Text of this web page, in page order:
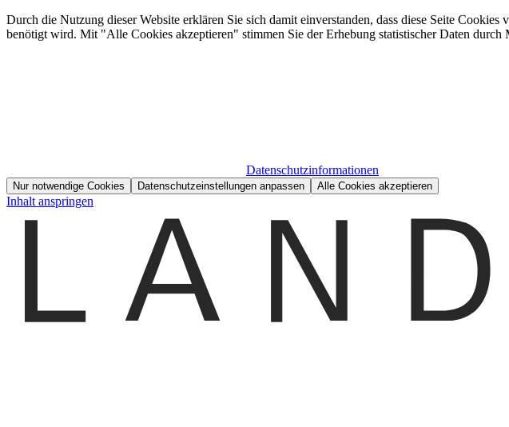
Durch die Nutzung dieser Website erklären Sie sich damit einverstanden, dass diese Seite
benötigt wird. Mit "Alle Cookies akzeptieren" stimmen Sie der Erhebung statistischer Daten
Datenschutzinformationen
Nur notwendige Cookies Datenschutzeinstellungen anpassen Alle Cookies akzeptieren
Inhalt anspringen